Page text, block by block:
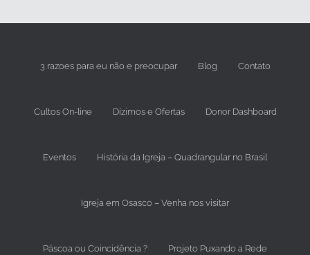
3 razoes para eu não e preocupar Blog Contato
Cultos On-line Dízimos e Ofertas Donor Dashboard
Eventos História da Igreja – Quadrangular no Brasil
Igreja em Osasco – Venha nos visitar
Páscoa ou Coincidência ? Projeto Puxando a Rede